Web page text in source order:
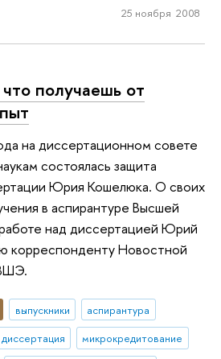
25 ноября 2008
получаешь от
на диссертационном совете
состоялась защита
Юрия Кошелюка. О своих
в аспирантуре Высшей
над диссертацией Юрий
корреспонденту Новостной
выпускники
аспирантура
диссертация
микрокредитование